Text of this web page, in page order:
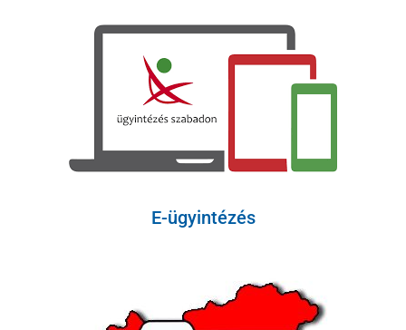
E-ügyintézés